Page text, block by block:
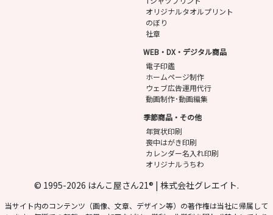
オリジナルタオルプリント
のぼり
社章
WEB・DX・デジタル商品
電子印鑑
ホームページ制作
ウェブ広告運用代行
動画制作･動画編集
季節商品・その他
年賀状印刷
喪中はがき印刷
カレンダー名入れ印刷
オリジナルうちわ
© 1995-2026 はんこ屋さん21® | 株式会社グレエイト.
当サイト内のコンテンツ（画像、文章、デザイン等）の著作権は当社に帰属して